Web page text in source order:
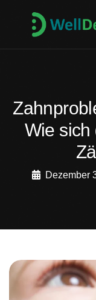
Wie sich
Dezember